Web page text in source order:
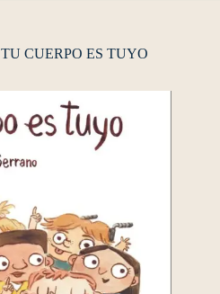
TU CUERPO ES TUYO